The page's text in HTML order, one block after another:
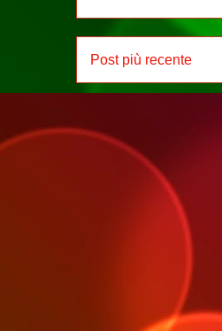
Post più recente